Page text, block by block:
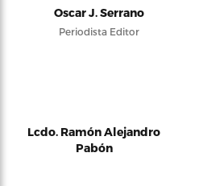
Oscar J. Serrano
Periodista Editor
Lcdo. Ramón Alejandro
Pabón